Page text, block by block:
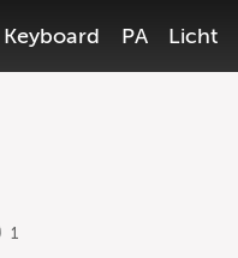
Keyboard PA Licht
1